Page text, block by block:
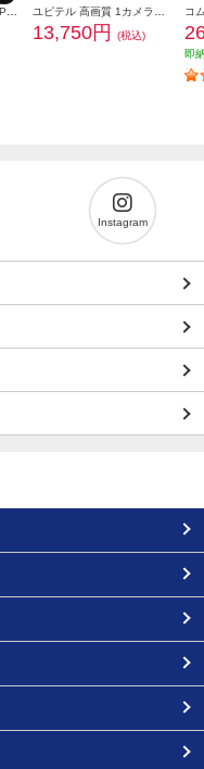
13,750円 (税込)
即
Instagram